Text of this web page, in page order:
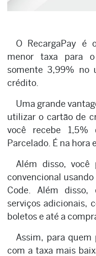
O RecargaPay é
menor taxa para o
somente 3,99% no
crédito.
Uma grande
utilizar o cartão de
você recebe
Parcelado. É na hora
Além disso,
convencional
Code. Além disso,
serviços adicionais,
boletos e até a
Assim, para quem
com a taxa mais